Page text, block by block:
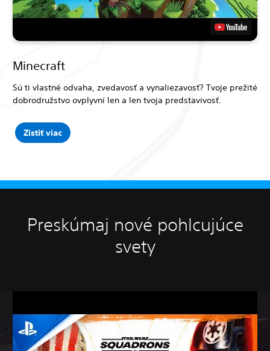
Minecraft
Sú ti vlastné odvaha, zvedavosť a vynaliezavosť? Tvoje prežité
dobrodružstvo ovplyvní len a len tvoja predstavivosť.
Zistiť viac
Preskúmaj nové pohlcujúce
svety